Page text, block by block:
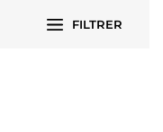
FILTRER